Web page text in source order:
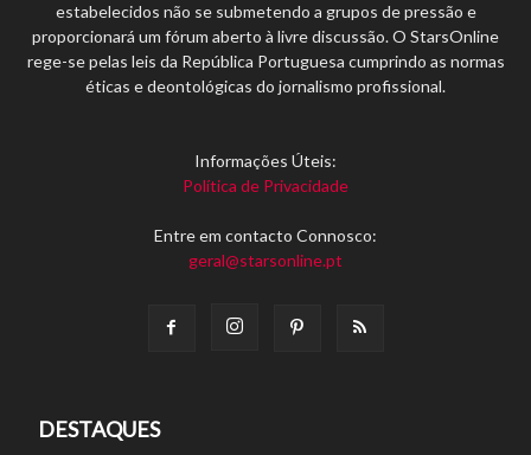
estabelecidos não se submetendo a grupos de pressão e
proporcionará um fórum aberto à livre discussão. O StarsOnline
rege-se pelas leis da República Portuguesa cumprindo as normas
éticas e deontológicas do jornalismo profissional.
Informações Úteis:
Política de Privacidade
Entre em contacto Connosco:
geral@starsonline.pt
DESTAQUES